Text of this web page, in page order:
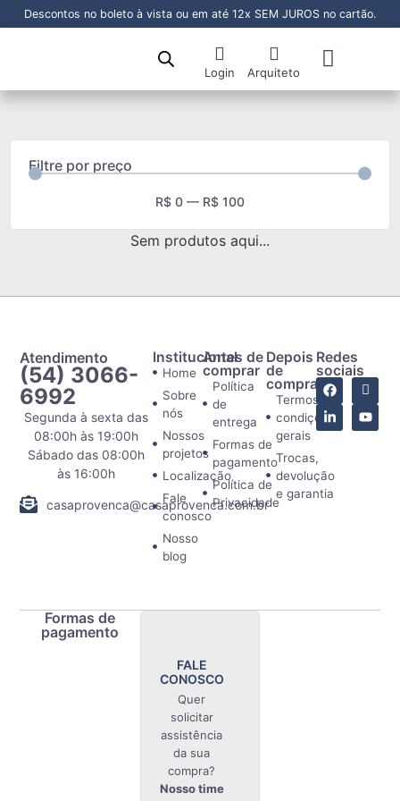
Descontos no boleto à vista ou em até 12x SEM JUROS no cartão.
Login Arquiteto
Filtre por preço
R$ 0 — R$ 100
Sem produtos aqui...
Atendimento
(54) 3066-
6992
Segunda à sexta das
08:00h às 19:00h
Sábado das 08:00h
às 16:00h
casaprovenca@casaprovenca.com.br
Institucional
Home
Sobre
nós
Nossos
projetos
Localização
Fale
conosco
Nosso
blog
Antes de
comprar
Política
de
entrega
Formas de
pagamento
Política de
Privacidade
Depois
de
comprar
Termos e
condições
gerais
Trocas,
devolução
e garantia
Redes
sociais
Formas de
pagamento
FALE
CONOSCO
Quer
solicitar
assistência
da sua
compra?
Nosso time